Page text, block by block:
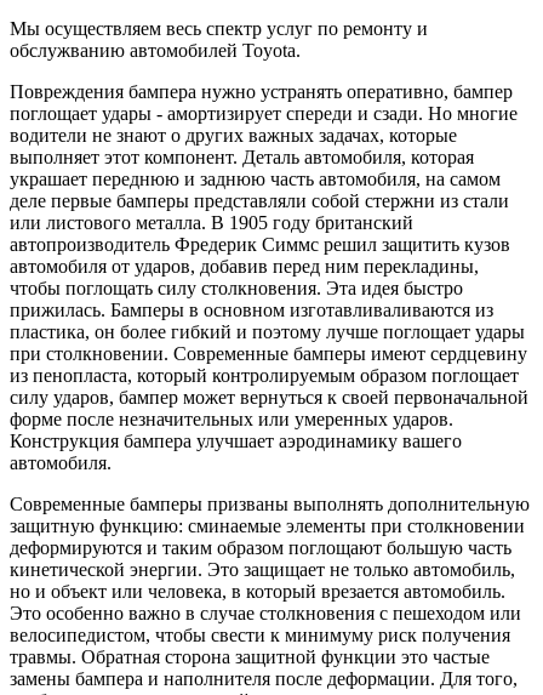
Мы осуществляем весь спектр услуг по ремонту и
обслужванию автомобилей Toyota.
Повреждения бампера нужно устранять оперативно, бампер
поглощает удары - амортизирует спереди и сзади. Но многие
водители не знают о других важных задачах, которые
выполняет этот компонент. Деталь автомобиля, которая
украшает переднюю и заднюю часть автомобиля, на самом
деле первые бамперы представляли собой стержни из стали
или листового металла. В 1905 году британский
автопроизводитель Фредерик Симмс решил защитить кузов
автомобиля от ударов, добавив перед ним перекладины,
чтобы поглощать силу столкновения. Эта идея быстро
прижилась. Бамперы в основном изготавливаливаются из
пластика, он более гибкий и поэтому лучше поглощает удары
при столкновении. Современные бамперы имеют сердцевину
из пенопласта, который контролируемым образом поглощает
силу ударов, бампер может вернуться к своей первоначальной
форме после незначительных или умеренных ударов.
Конструкция бампера улучшает аэродинамику вашего
автомобиля.
Современные бамперы призваны выполнять дополнительную
защитную функцию: сминаемые элементы при столкновении
деформируются и таким образом поглощают большую часть
кинетической энергии. Это защищает не только автомобиль,
но и объект или человека, в который врезается автомобиль.
Это особенно важно в случае столкновения с пешеходом или
велосипедистом, чтобы свести к минимуму риск получения
травмы. Обратная сторона защитной функции это частые
замены бампера и наполнителя после деформации. Для того,